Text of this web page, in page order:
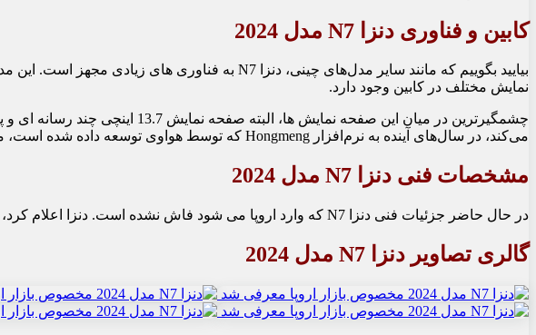
کابین و فناوری دنزا N7 مدل 2024
نمایش مختلف در کابین وجود دارد.
می‌کند، در سال‌های آینده به نرم‌افزار Hongmeng که توسط هواوی توسعه داده شده است، مجهز خواهد شد.
مشخصات فنی دنزا N7 مدل 2024
در حال حاضر جزئیات فنی دنزا N7 که وارد اروپا می شود فاش نشده است. دنزا اعلام کرد، این مدل 570 کیلومتر برد خواهد داشت و شارژ آن بین 30 تا 80 درصد به 20 دقیقه زمان نیاز دارد.
گالری تصاویر دنزا N7 مدل 2024